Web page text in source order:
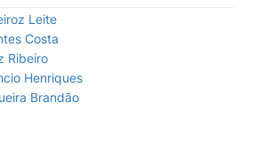
Leite
Costa
Ribeiro
Henriques
Brandão